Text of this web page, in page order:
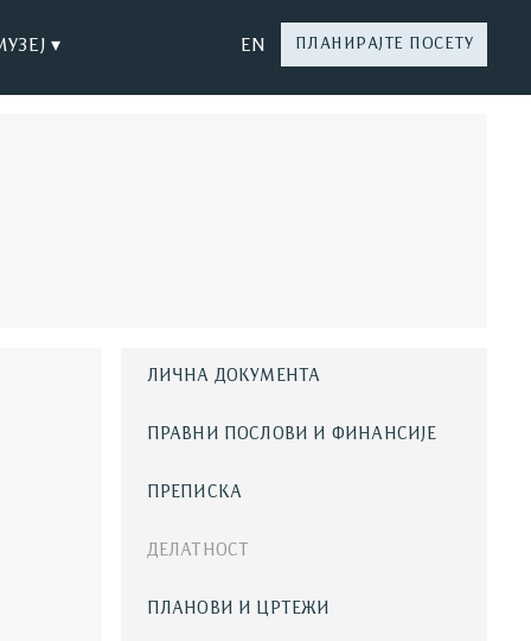
▾ EN ПЛАНИРАЈТЕ ПОСЕТУ
ЛИЧНА ДОКУМЕНТА
ПРАВНИ ПОСЛОВИ И ФИНАНСИЈЕ
ПРЕПИСКА
ДЕЛАТНОСТ
ПЛАНОВИ И ЦРТЕЖИ